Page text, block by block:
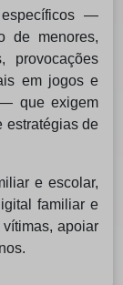
específicos —
de menores,
provocações
em jogos e
que exigem
estratégias de
e escolar,
familiar e
apoiar